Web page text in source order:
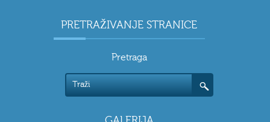
PRETRAŽIVANJE STRANICE
Pretraga